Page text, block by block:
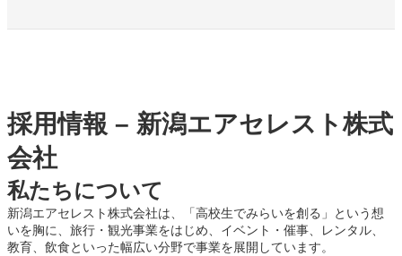
採用情報 – 新潟エアセレスト株式
会社
私たちについて
新潟エアセレスト株式会社は、「高校生でみらいを創る」という想
いを胸に、旅行・観光事業をはじめ、イベント・催事、レンタル、
教育、飲食といった幅広い分野で事業を展開しています。